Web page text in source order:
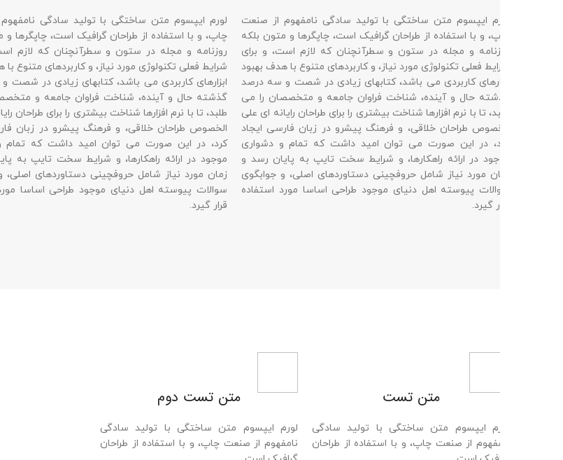
ایپسوم متن ساختگی با تولید سادگی نامفهوم از صنعت
و با استفاده از طراحان گرافیک است، چاپگرها و متون بلکه
و مجله در ستون و سطرآنچنان که لازم است، و برای
فعلی تکنولوژی مورد نیاز، و کاربردهای متنوع با هدف بهبود
کاربردی می باشد، کتابهای زیادی در شصت و سه درصد
حال و آینده، شناخت فراوان جامعه و متخصصان را می
تا با نرم افزارها شناخت بیشتری را برای طراحان رایانه ای علی
طراحان خلاقی، و فرهنگ پیشرو در زبان فارسی ایجاد
در این صورت می توان امید داشت که تمام و دشواری
در ارائه راهکارها، و شرایط سخت تایپ به پایان رسد و
مورد نیاز شامل حروفچینی دستاوردهای اصلی، و جوابگوی
پیوسته اهل دنیای موجود طراحی اساسا مورد استفاده
لورم ایپسوم متن ساختگی با تولید سادگی نامفهوم از صنعت
چاپ، و با استفاده از طراحان گرافیک است، چاپگرها و متون بلکه
روزنامه و مجله در ستون و سطرآنچنان که لازم است، و برای
شرایط فعلی تکنولوژی مورد نیاز، و کاربردهای متنوع با هدف بهبود
ابزارهای کاربردی می باشد، کتابهای زیادی در شصت و سه درصد
گذشته حال و آینده، شناخت فراوان جامعه و متخصصان را می
طلبد، تا با نرم افزارها شناخت بیشتری را برای طراحان رایانه ای علی
الخصوص طراحان خلاقی، و فرهنگ پیشرو در زبان فارسی ایجاد
کرد، در این صورت می توان امید داشت که تمام و دشواری
موجود در ارائه راهکارها، و شرایط سخت تایپ به پایان رسد و
زمان مورد نیاز شامل حروفچینی دستاوردهای اصلی، و جوابگوی
سوالات پیوسته اهل دنیای موجود طراحی اساسا مورد استفاده
متن تست
ایپسوم متن ساختگی با تولید سادگی
از صنعت چاپ، و با استفاده از طراحان
متن تست دوم
لورم ایپسوم متن ساختگی با تولید سادگی
نامفهوم از صنعت چاپ، و با استفاده از طراحان